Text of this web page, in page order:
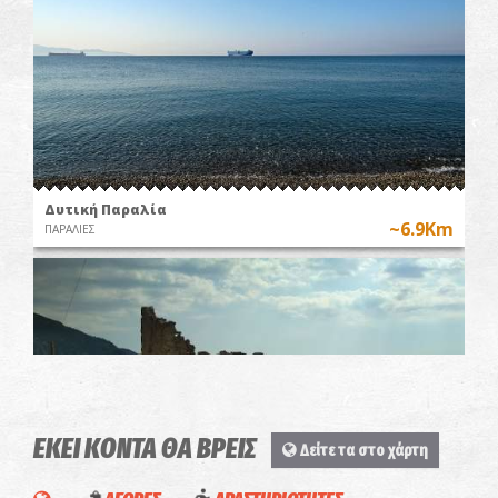
Δυτική Παραλία
ΠΑΡΑΛΙΕΣ ~6.9Km
O Πύργος του Ρήγα
ΕΚΕΙ ΚΟΝΤΑ ΘΑ ΒΡΕΙΣ Δείτε τα στο χάρτη